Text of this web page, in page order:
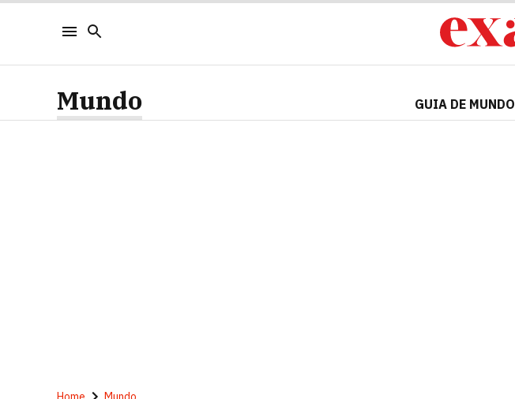
Mundo GUIA DE MUNDO